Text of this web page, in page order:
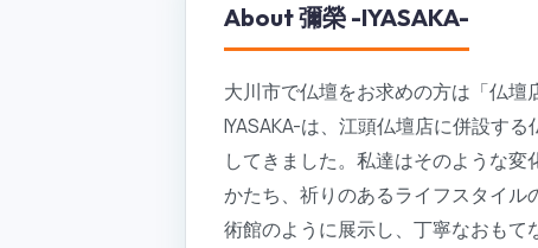
About彌榮 -IYASAKA-
大川市で仏壇をお求めの方は「仏壇
IYASAKA-は、江頭仏壇店に併設す
してきました。私達はそのような
かたち、祈りのあるライフスタイ
術館のように展示し、丁寧なおも